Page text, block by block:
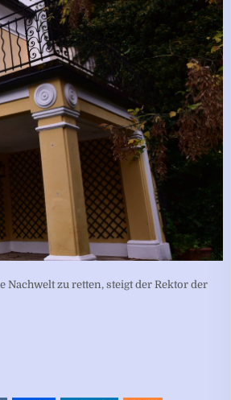
Nachwelt zu retten, steigt der Rektor der